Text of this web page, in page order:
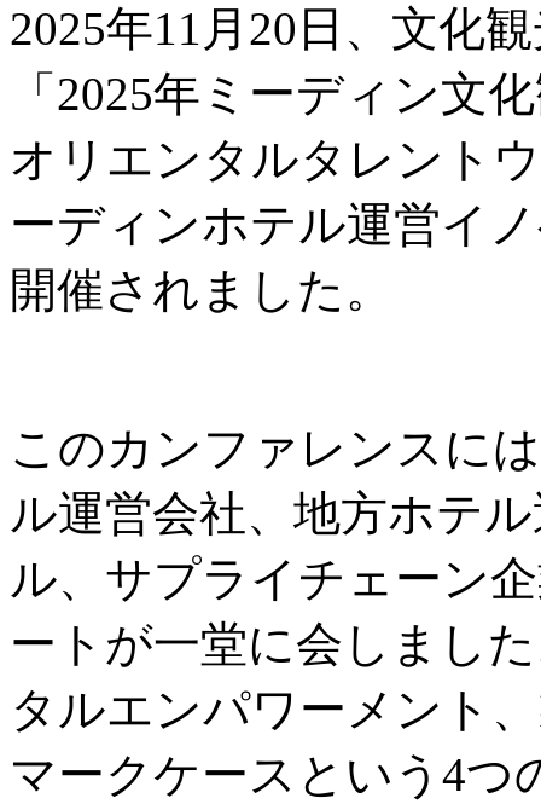
2025年11月20日、文化
「2025年ミーディン文
オリエンタルタレント
ーディンホテル運営イ
開催されました。
このカンファレンスに
ル運営会社、地方ホテ
ル、サプライチェーン
ートが一堂に会しまし
タルエンパワーメント
マークケースという4つ